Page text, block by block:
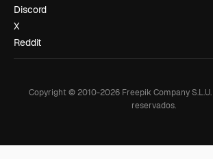
Discord
X
Reddit
Copyright © 2010-2026Freepik Company S.L.U.
reservados.